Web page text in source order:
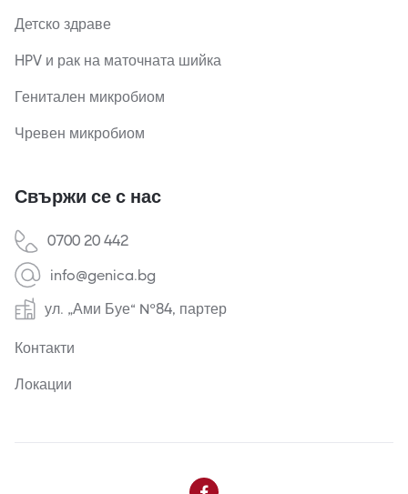
Детско здраве
HPV и рак на маточната шийка
Генитален микробиом
Чревен микробиом
Свържи се с нас
0700 20 442
info@genica.bg
ул. „Ами Буе“ №84, партер
Контакти
Локации